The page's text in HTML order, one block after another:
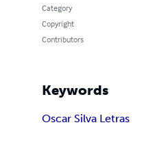
Category
Copyright
Contributors
Keywords
Oscar Silva Letras